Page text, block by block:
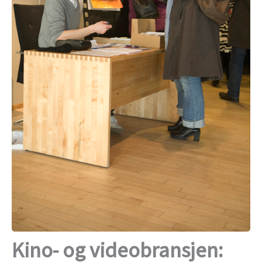
Kino- og videobransjen: